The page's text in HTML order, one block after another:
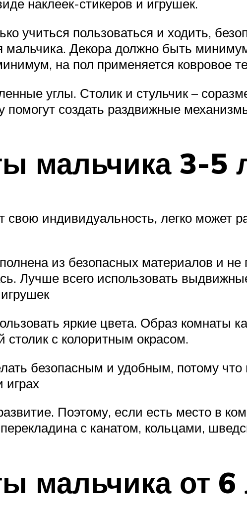
наклеек-стикеров и игрушек.
учиться пользоваться и ходить,
Декора должно быть
на пол применяется ковровое
углы. Столик и стульчик –
создать раздвижные
мальчика 3-5
свою индивидуальность, легко может
из безопасных материалов и не
Лучше всего использовать
яркие цвета. Образ комнаты
столик с колоритным окрасом.
безопасным и удобным, потому что
играх
Поэтому, если есть место в
с канатом, кольцами,
мальчика от 6